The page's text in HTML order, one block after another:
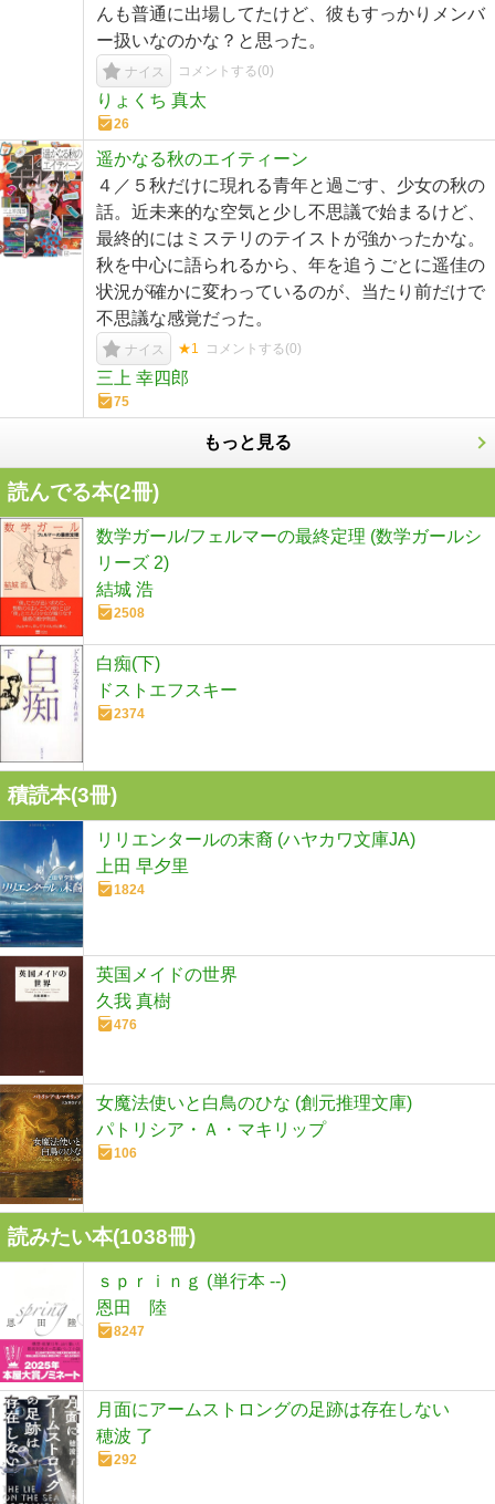
んも普通に出場してたけど、彼もすっかりメンバ
ー扱いなのかな？と思った。
ナイス コメントする(0)
りょくち 真太
26
遥かなる秋のエイティーン
４／５秋だけに現れる青年と過ごす、少女の秋の
話。近未来的な空気と少し不思議で始まるけど、
最終的にはミステリのテイストが強かったかな。
秋を中心に語られるから、年を追うごとに遥佳の
状況が確かに変わっているのが、当たり前だけで
不思議な感覚だった。
ナイス ★1 コメントする(0)
三上 幸四郎
75
もっと見る
読んでる本(2冊)
数学ガール/フェルマーの最終定理 (数学ガールシ
リーズ 2)
結城 浩
2508
白痴(下)
ドストエフスキー
2374
積読本(3冊)
リリエンタールの末裔 (ハヤカワ文庫JA)
上田 早夕里
1824
英国メイドの世界
久我 真樹
476
女魔法使いと白鳥のひな (創元推理文庫)
パトリシア・Ａ・マキリップ
106
読みたい本(1038冊)
ｓｐｒｉｎｇ (単行本 --)
恩田 陸
8247
月面にアームストロングの足跡は存在しない
穂波 了
292